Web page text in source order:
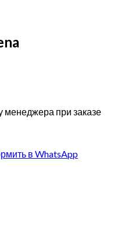
менеджера при заказе
в WhatsApp